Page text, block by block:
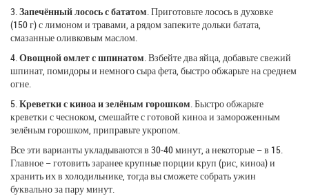
3. Запечённый лосось с бататом . Приготовьте лосось в духовке
(150 г) с лимоном и травами, а рядом запеките дольки батата,
смазанные оливковым маслом.
4. Овощной омлет с шпинатом . Взбейте два яйца, добавьте свежий
шпинат, помидоры и немного сыра фета, быстро обжарьте на среднем
огне.
5. Креветки с киноа и зелёным горошком . Быстро обжарьте
креветки с чесноком, смешайте с готовой киноа и замороженным
зелёным горошком, приправьте укропом.
Все эти варианты укладываются в 30‑40 минут, а некоторые – в 15.
Главное – готовить заранее крупные порции круп (рис, киноа) и
хранить их в холодильнике, тогда вы сможете собрать ужин
буквально за пару минут.